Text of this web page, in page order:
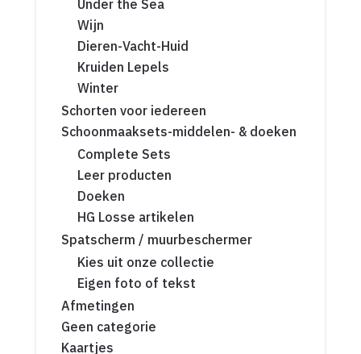
Under the Sea
Wijn
Dieren-Vacht-Huid
Kruiden Lepels
Winter
Schorten voor iedereen
Schoonmaaksets-middelen- & doeken
Complete Sets
Leer producten
Doeken
HG Losse artikelen
Spatscherm / muurbeschermer
Kies uit onze collectie
Eigen foto of tekst
Afmetingen
Geen categorie
Kaartjes